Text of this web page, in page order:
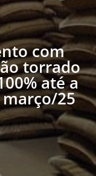
com
torrado
até a
25